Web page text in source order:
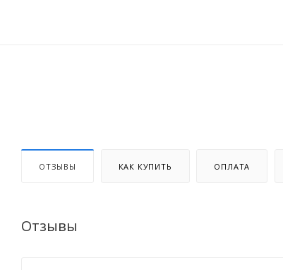
ОТЗЫВЫ КАК КУПИТЬ ОПЛАТА
Отзывы